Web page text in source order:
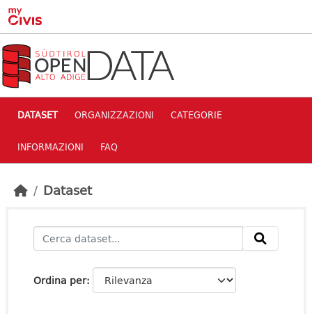
Skip to main content
DATASET ORGANIZZAZIONI CATEGORIE
INFORMAZIONI FAQ
Dataset
Ordina per